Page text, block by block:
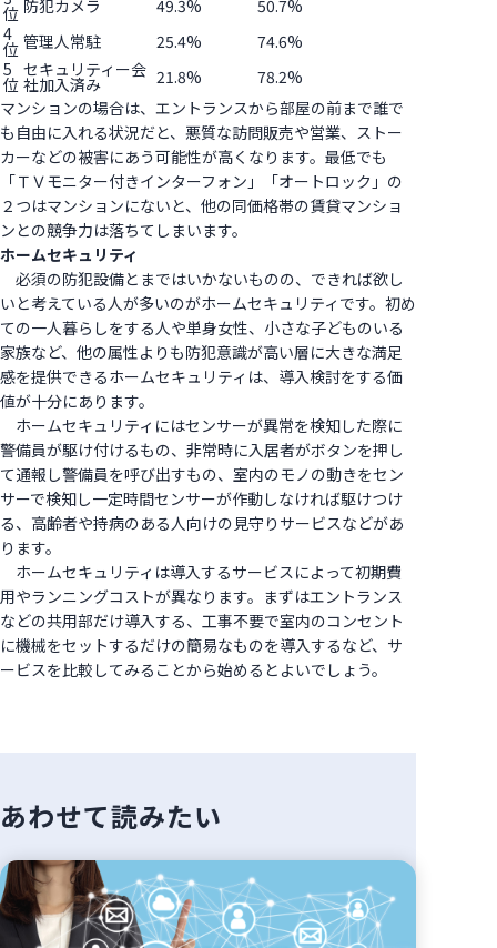
位 防犯カメラ 49.3%
50.7%
4
位 管理人常駐 25.4%
74.6%
5
位
セキュリティー会
社加入済み 21.8%
78.2%
マンションの場合は、エントランスから部屋の前まで誰で
も自由に入れる状況だと、悪質な訪問販売や営業、ストー
カーなどの被害にあう可能性が高くなります。最低でも
「ＴＶモニター付きインターフォン」「オートロック」の
２つはマンションにないと、他の同価格帯の賃貸マンショ
ンとの競争力は落ちてしまいます。
ホームセキュリティ
必須の防犯設備とまではいかないものの、できれば欲し
いと考えている人が多いのがホームセキュリティです。初め
ての一人暮らしをする人や単身女性、小さな子どものいる
家族など、他の属性よりも防犯意識が高い層に大きな満足
感を提供できるホームセキュリティは、導入検討をする価
値が十分にあります。
ホームセキュリティにはセンサーが異常を検知した際に
警備員が駆け付けるもの、非常時に入居者がボタンを押し
て通報し警備員を呼び出すもの、室内のモノの動きをセン
サーで検知し一定時間センサーが作動しなければ駆けつけ
る、高齢者や持病のある人向けの見守りサービスなどがあ
ります。
ホームセキュリティは導入するサービスによって初期費
用やランニングコストが異なります。まずはエントランス
などの共用部だけ導入する、工事不要で室内のコンセント
に機械をセットするだけの簡易なものを導入するなど、サ
ービスを比較してみることから始めるとよいでしょう。
あわせて読みたい